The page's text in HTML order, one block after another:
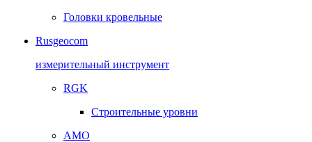
Головки кровельные
Rusgeocom
измерительный инструмент
RGK
Строительные уровни
AMO